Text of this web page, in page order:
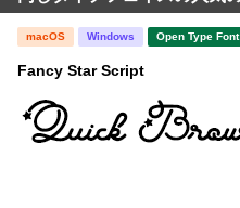
macOS Windows Open Type Font
Fancy Star Script